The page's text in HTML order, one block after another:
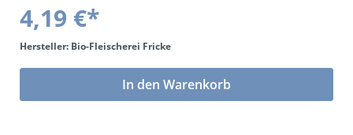
4,19 €*
Hersteller: Bio-Fleischerei Fricke
In den Warenkorb